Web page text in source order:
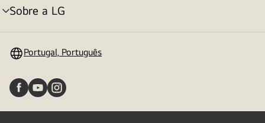
Sobre a LG
alternar
Portugal, Português